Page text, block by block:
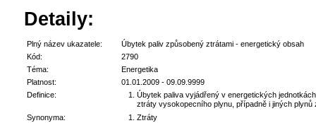
Detaily:
Plný název ukazatele:
Úbytek paliv způsobený ztrátami - energetický obsah
Kód:
2790
Téma:
Energetika
Platnost:
01.01.2009 - 09.09.9999
Definice:
Úbytek paliva vyjádřený v energetických
ztráty vysokopecního plynu, případně i jiných
Synonyma:
Ztráty